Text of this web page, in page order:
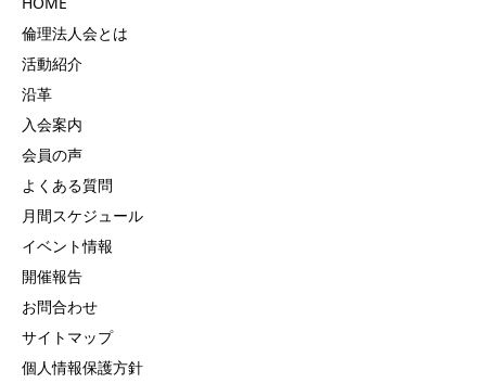
倫理法人会とは
活動紹介
沿革
入会案内
会員の声
よくある質問
月間スケジュール
イベント情報
開催報告
お問合わせ
サイトマップ
個人情報保護方針